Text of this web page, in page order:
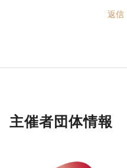
返信
主催者団体情報